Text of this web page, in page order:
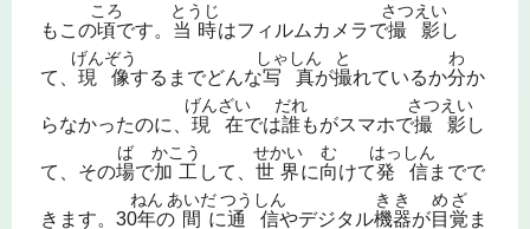
もこの頃
ころ
です。 当時
とうじ
はフィルムカメラで撮影
さつえい
し
て、 現像
げんぞう
するまでどんな写真
しゃしん
が撮
と
れているか分
わ
か
らなかったのに、 現在
げんざい
では誰
だれ
もがスマホで撮影
さつえい
し
て、その場
ば
で加工
かこう
して、 世界
せかい
に向
む
けて発信
はっしん
までで
きます。30年
ねん
の 間
あいだ
に通信
つうしん
やデジタル機器
きき
が目覚
めざ
ま